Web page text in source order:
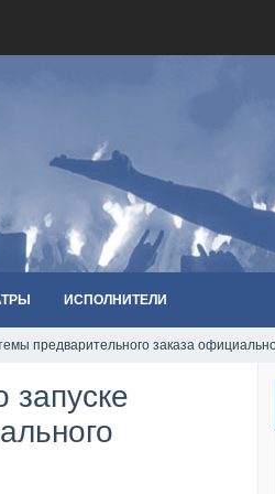
ИСПОЛНИТЕЛИ
предварительного заказа